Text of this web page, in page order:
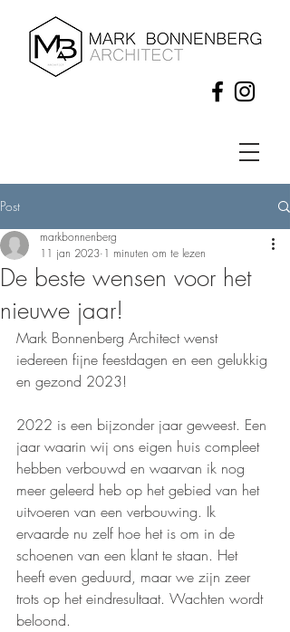
Post
De beste wensen voor het
nieuwe jaar!
markbonnenberg
11 jan 2023 1 minuten om te lezen
Mark Bonnenberg Architect wenst
iedereen fijne feestdagen en een gelukkig
en gezond 2023!
2022 is een bijzonder jaar geweest. Een
jaar waarin wij ons eigen huis compleet
hebben verbouwd en waarvan ik nog
meer geleerd heb op het gebied van het
uitvoeren van een verbouwing. Ik
ervaarde nu zelf hoe het is om in de
schoenen van een klant te staan. Het
heeft even geduurd, maar we zijn zeer
trots op het eindresultaat. Wachten wordt
beloond.